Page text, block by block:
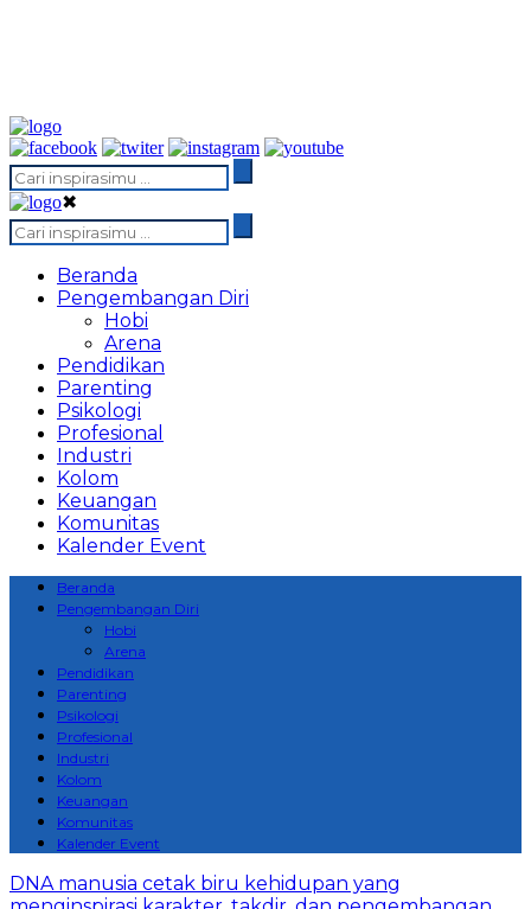
✖
Beranda
Pengembangan Diri
Hobi
Arena
Pendidikan
Parenting
Psikologi
Profesional
Industri
Kolom
Keuangan
Komunitas
Kalender Event
Beranda
Pengembangan Diri
Hobi
Arena
Pendidikan
Parenting
Psikologi
Profesional
Industri
Kolom
Keuangan
Komunitas
Kalender Event
DNA manusia cetak biru kehidupan yang